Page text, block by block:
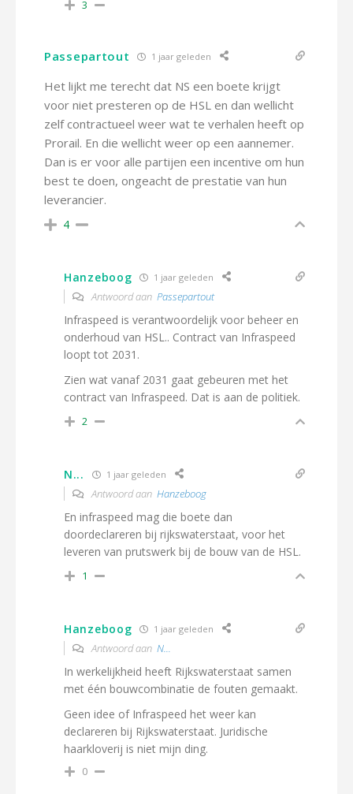
3
Passepartout 1 jaar geleden
Het lijkt me terecht dat NS een boete krijgt
voor niet presteren op de HSL en dan wellicht
zelf contractueel weer wat te verhalen heeft op
Prorail. En die wellicht weer op een aannemer.
Dan is er voor alle partijen een incentive om hun
best te doen, ongeacht de prestatie van hun
leverancier.
4
Hanzeboog 1 jaar geleden
Antwoord aan Passepartout
Infraspeed is verantwoordelijk voor beheer en
onderhoud van HSL.. Contract van Infraspeed
loopt tot 2031.
Zien wat vanaf 2031 gaat gebeuren met het
contract van Infraspeed. Dat is aan de politiek.
2
N... 1 jaar geleden
Antwoord aan Hanzeboog
En infraspeed mag die boete dan
doordeclareren bij rijkswaterstaat, voor het
leveren van prutswerk bij de bouw van de HSL.
1
Hanzeboog 1 jaar geleden
Antwoord aan N...
In werkelijkheid heeft Rijkswaterstaat samen
met één bouwcombinatie de fouten gemaakt.
Geen idee of Infraspeed het weer kan
declareren bij Rijkswaterstaat. Juridische
haarkloverij is niet mijn ding.
0